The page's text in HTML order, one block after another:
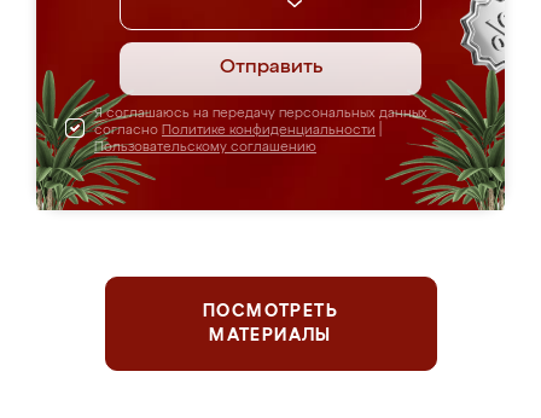
Отправить
Я соглашаюсь на передачу персональных данных
согласно Политике конфиденциальности
Пользовательскому соглашению
ПОСМОТРЕТЬ
МАТЕРИАЛЫ